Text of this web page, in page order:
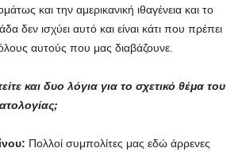
και την αμερικανική ιθαγένεια και το
δεν ισχύει αυτό και είναι κάτι που πρέπει
αυτούς που μας διαβάζουνε.
και δυο λόγια για το σχετικό θέμα του
Πολλοί συμπολίτες μας εδώ άρρενες